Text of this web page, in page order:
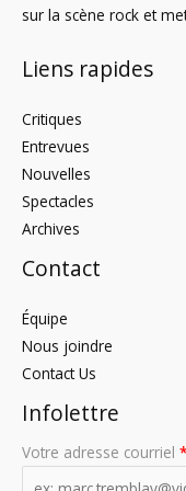
sur la scène rock et
Liens rapides
Critiques
Entrevues
Nouvelles
Spectacles
Archives
Contact
Équipe
Nous joindre
Contact Us
Infolettre
Votre adresse courriel *